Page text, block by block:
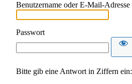
Benutzername oder E-Mail-Adresse
Passwort
Bitte gib eine Antwort in Ziffern ein: